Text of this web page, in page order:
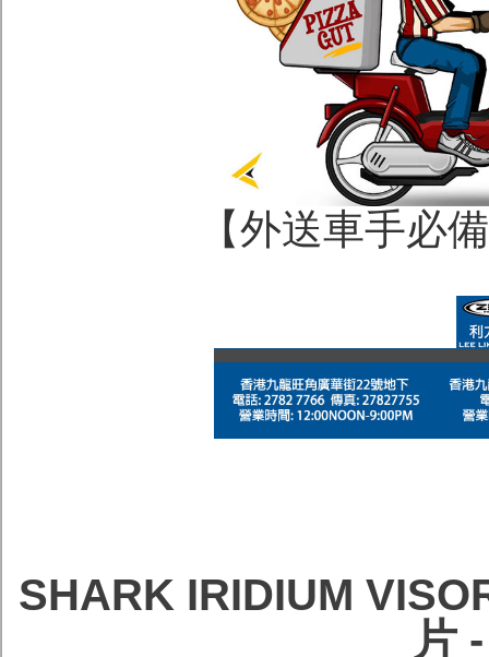
【外送車手必
SHARK IRIDIUM
片